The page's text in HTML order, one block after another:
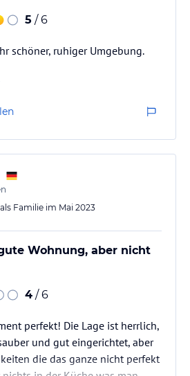
und Flying X Area,
HotSpot Panorama, Bikeberg
sind Sie mobil und flexibel. Viele
unverbindliche
5 / 6
schöner, ruhiger Umgebung.
Familie im Mai 2023
Wohnung, aber nicht
4 / 6
perfekt! Die Lage ist herrlich,
und gut eingerichtet, aber
die das ganze nicht perfekt